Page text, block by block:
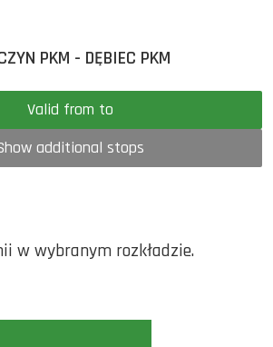
PKM - DĘBIEC PKM
Valid from to
additional stops
w wybranym rozkładzie.